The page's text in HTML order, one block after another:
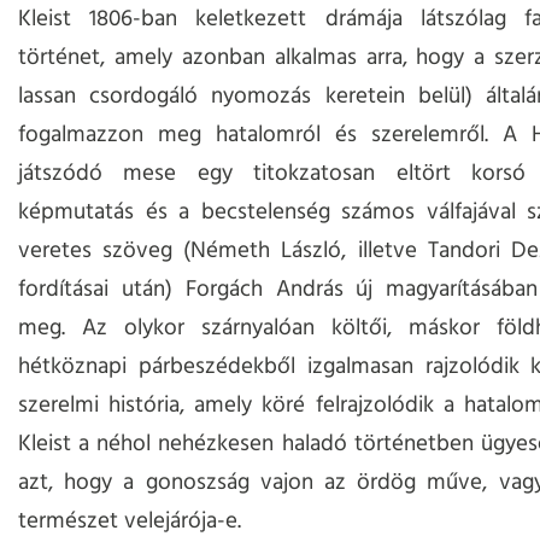
Kleist 1806-ban keletkezett drámája látszólag
történet, amely azonban alkalmas arra, hogy a
lassan csordogáló nyomozás keretein belül)
fogalmazzon meg hatalomról és szerelemről. A
játszódó mese egy titokzatosan eltört
képmutatás és a becstelenség számos válfajával
veretes szöveg (Németh László, illetve Tandori
fordításai után) Forgách András új
meg. Az olykor szárnyalóan költői, máskor
hétköznapi párbeszédekből izgalmasan rajzolódik
szerelmi história, amely köré felrajzolódik a
Kleist a néhol nehézkesen haladó történetben
azt, hogy a gonoszság vajon az ördög műve,
természet velejárója-e.